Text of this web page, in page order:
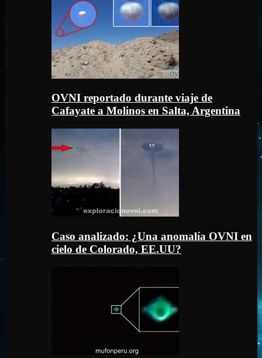
OVNI reportado durante viaje de
Cafayate a Molinos en Salta, Argentina
Caso analizado: ¿Una anomalía OVNI en
cielo de Colorado, EE.UU?